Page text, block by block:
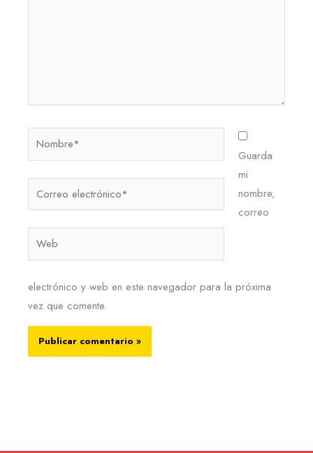
Nombre*
Guarda
mi
nombre,
correo
electrónico y web en este navegador para la próxima
vez que comente.